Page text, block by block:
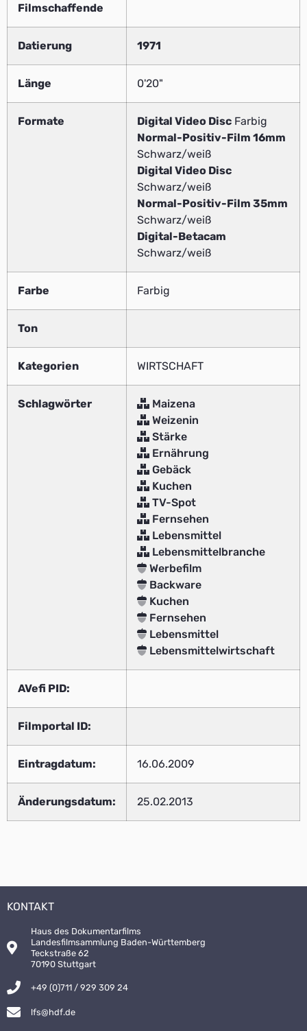
Filmschaffende
Datierung 1971
Länge 0'20"
Formate Digital Video Disc Farbig
Normal-Positiv-Film 16mm
Schwarz/weiß
Digital Video Disc
Schwarz/weiß
Normal-Positiv-Film 35mm
Schwarz/weiß
Digital-Betacam
Schwarz/weiß
Farbe Farbig
Ton
Kategorien WIRTSCHAFT
Schlagwörter
Maizena
Weizenin
Stärke
Ernährung
Gebäck
Kuchen
TV-Spot
Fernsehen
Lebensmittel
Lebensmittelbranche
Werbefilm
Backware
Kuchen
Fernsehen
Lebensmittel
Lebensmittelwirtschaft
AVefi PID:
Filmportal ID:
Eintragdatum: 16.06.2009
Änderungsdatum: 25.02.2013
KONTAKT
Haus des Dokumentarfilms
Landesfilmsammlung Baden-Württemberg
Teckstraße 62
70190 Stuttgart
+49 (0)711 / 929 309 24
lfs@hdf.de